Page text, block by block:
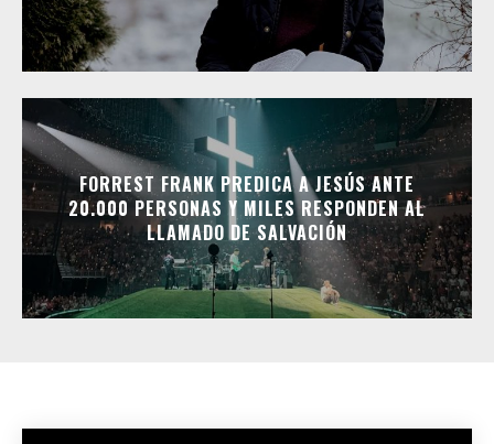
FORREST FRANK PREDICA A JESÚS ANTE
20.000 PERSONAS Y MILES RESPONDEN AL
LLAMADO DE SALVACIÓN